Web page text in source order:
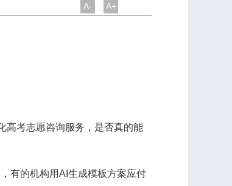
A- A+
考志愿咨询服务，是否真的能
有的机构用AI生成模板方案应付